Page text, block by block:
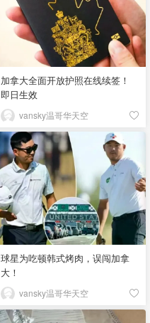
加拿大全面开放护照在线续签！
即日生效
vansky温哥华天空
球星为吃顿韩式烤肉，误闯加拿
大！
vansky温哥华天空